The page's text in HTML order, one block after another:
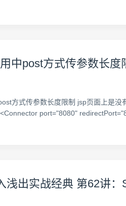
中post方式传参数长度
方式传参数长度限制 jsp页面上是
port="8080"
浅出实战经典 第62讲